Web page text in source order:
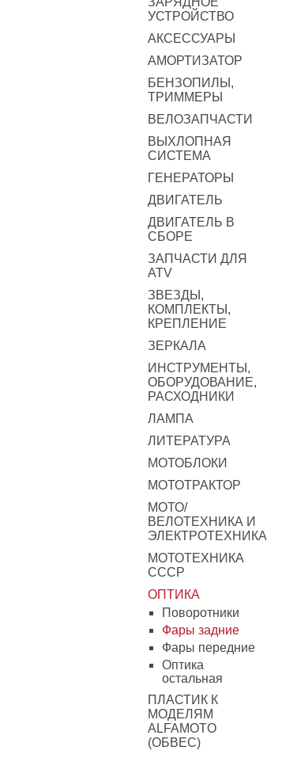
УСТРОЙСТВО
АКСЕССУАРЫ
АМОРТИЗАТОР
БЕНЗОПИЛЫ,
ТРИММЕРЫ
ВЕЛОЗАПЧАСТИ
ВЫХЛОПНАЯ
СИСТЕМА
ГЕНЕРАТОРЫ
ДВИГАТЕЛЬ
ДВИГАТЕЛЬ В
СБОРЕ
ЗАПЧАСТИ ДЛЯ
ATV
ЗВЕЗДЫ,
КОМПЛЕКТЫ,
КРЕПЛЕНИЕ
ЗЕРКАЛА
ИНСТРУМЕНТЫ,
ОБОРУДОВАНИЕ,
РАСХОДНИКИ
ЛАМПА
ЛИТЕРАТУРА
МОТОБЛОКИ
МОТОТРАКТОР
МОТО/
ВЕЛОТЕХНИКА И
ЭЛЕКТРОТЕХНИКА
МОТОТЕХНИКА
СССР
ОПТИКА
Поворотники
Фары задние
Фары передние
Оптика
остальная
ПЛАСТИК К
МОДЕЛЯМ
ALFAMOTO
(ОБВЕС)